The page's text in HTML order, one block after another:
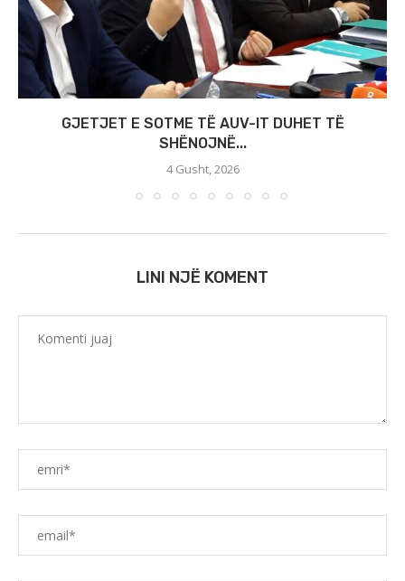
GJETJET E SOTME TË AUV-IT DUHET TË
SHËNOJNË...
4 Gusht, 2026
LINI NJË KOMENT